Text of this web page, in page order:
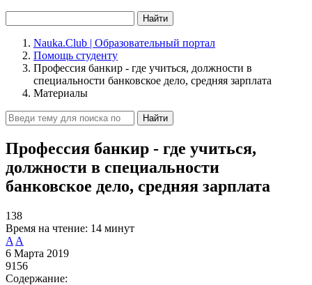
Найти
Nauka.Club | Образовательный портал
Помощь студенту
Профессия банкир - где учиться, должности в
специальности банковское дело, средняя зарплата
Материалы
Найти
Профессия банкир - где учиться,
должности в специальности
банковское дело, средняя зарплата
138
Время на чтение: 14 минут
A A
6 Марта 2019
9156
Содержание: